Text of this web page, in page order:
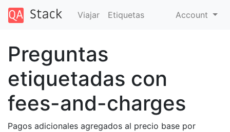
Viajar Etiquetas Account
Preguntas
etiquetadas con
fees-and-charges
Pagos adicionales agregados al precio base por